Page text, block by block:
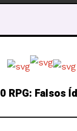
RPG: Falsos